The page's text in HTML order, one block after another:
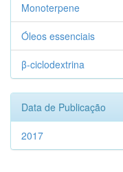
Monoterpene
Óleos essenciais
β-ciclodextrina
Data de Publicação
2017